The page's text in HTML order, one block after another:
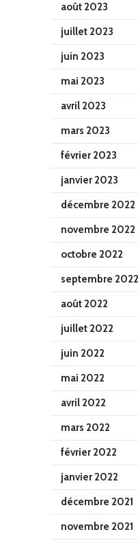
août 2023
juillet 2023
juin 2023
mai 2023
avril 2023
mars 2023
février 2023
janvier 2023
décembre 2022
novembre 2022
octobre 2022
septembre 2022
août 2022
juillet 2022
juin 2022
mai 2022
avril 2022
mars 2022
février 2022
janvier 2022
décembre 2021
novembre 2021